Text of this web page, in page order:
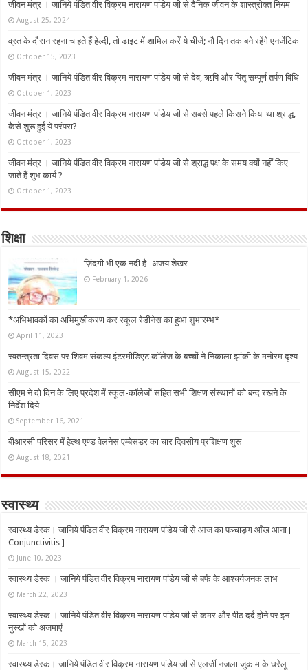
जीवन मंत्र । जानिये पंडित वीर विक्रम नारायण पांडेय जी से दैनिक जीवन के शास्त्रोक्त नियम
August 25, 2024
व्रत के दौरान रहना चाहते हैं हेल्दी, तो डाइट में शामिल करें ये चीजें; नौ दिन तक बने रहेंगे एनर्जेटिक
October 15, 2023
जीवन मंत्र । जानिये पंडित वीर विक्रम नारायण पांडेय जी से देव, ऋषि और पितृ सम्पूर्ण तर्पण विधि
October 1, 2023
जीवन मंत्र । जानिये पंडित वीर विक्रम नारायण पांडेय जी से सबसे पहले किसने किया था श्राद्ध,
कैसे शुरू हुई ये परंपरा?
October 1, 2023
जीवन मंत्र । जानिये पंडित वीर विक्रम नारायण पांडेय जी से श्राद्ध पक्ष के समय क्यों नहीं किए
जाते हैं शुभ कार्य ?
October 1, 2023
शिक्षा
ज़िंदगी भी एक नदी है- अजय शेखर
February 1, 2026
*अभिभावकों का अभिमुखीकरण कर स्कूल रेडीनेस का हुआ शुभारम्भ*
April 11, 2023
स्वतन्त्रता दिवस पर शिवम संकल्प इंटरमीडिएट कॉलेज के बच्चों ने निकाला झांकी के मनोरम दृश्य
August 15, 2022
सीएम ने दो दिन के लिए प्रदेश में स्कूल-कॉलेजों सहित सभी शिक्षण संस्थानों को बन्द रखने के
निर्देश दिये
September 16, 2021
बीआरसी परिसर में हेल्थ एण्ड वेलनेस एम्बेसडर का चार दिवसीय प्रशिक्षण शुरू
August 18, 2021
स्वास्थ्य
स्वास्थ्य डेस्क। जानिये पंडित वीर विक्रम नारायण पांडेय जी से आज का पञ्चाङ्ग आँख आना [
Conjunctivitis ]
June 10, 2023
स्वास्थ्य डेस्क । जानिये पंडित वीर विक्रम नारायण पांडेय जी से बर्फ के आश्चर्यजनक लाभ
March 22, 2023
स्वास्थ्य डेस्क । जानिये पंडित वीर विक्रम नारायण पांडेय जी से कमर और पीठ दर्द होने पर इन
नुस्‍खों को अजमाएं
March 15, 2023
स्वास्थ्य डेस्क। जानिये पंडित वीर विक्रम नारायण पांडेय जी से एलर्जी नजला जुकाम के घरेलू